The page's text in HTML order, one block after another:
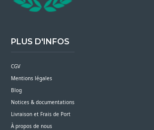
PLUS D'INFOS
CGV
Mentions légales
Blog
Notices & documentations
Livraison et Frais de Port
À propos de nous